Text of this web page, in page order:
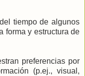
tiempo de algunos
forma y estructura de
preferencias por
(p.ej., visual,